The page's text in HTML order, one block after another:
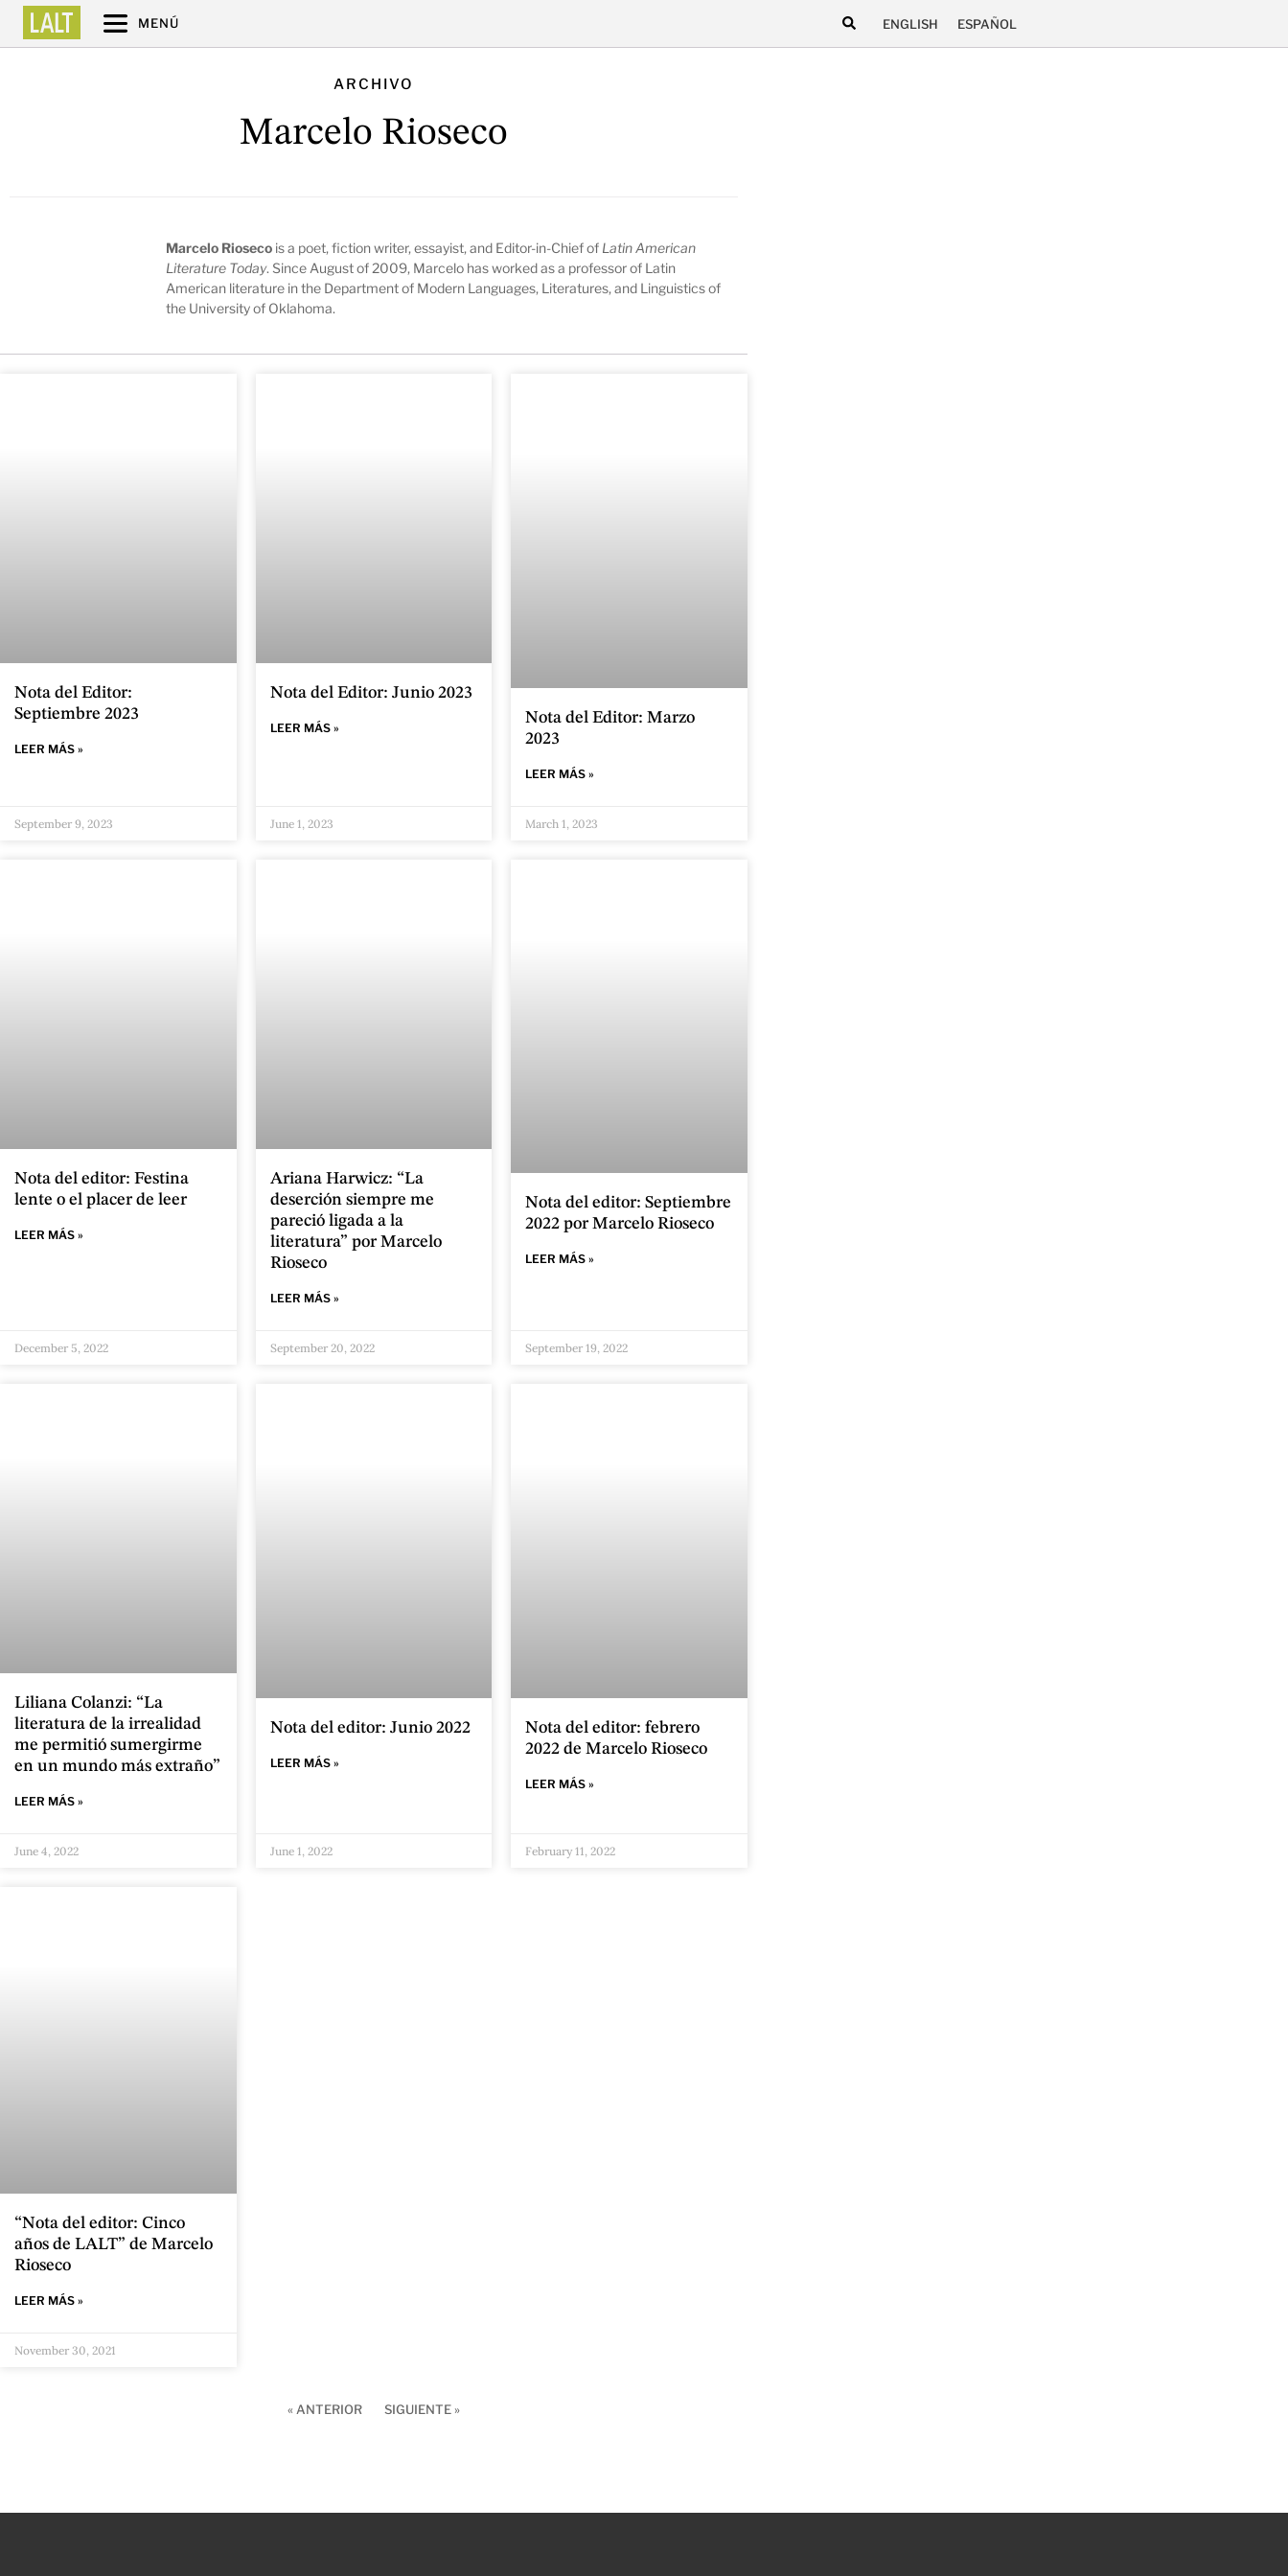
MENÚ ENGLISH ESPAÑOL
ARCHIVO
Marcelo Rioseco
Marcelo Rioseco is a poet, fiction writer, essayist, and Editor-in-Chief of Latin American
Literature Today. Since August of 2009, Marcelo has worked as a professor of Latin
American literature in the Department of Modern Languages, Literatures, and Linguistics of
the University of Oklahoma.
Nota del Editor:
Septiembre 2023
LEER MÁS »
September 9, 2023
Nota del Editor: Junio 2023
LEER MÁS »
June 1, 2023
Nota del Editor: Marzo
2023
LEER MÁS »
March 1, 2023
Nota del editor: Festina
lente o el placer de leer
LEER MÁS »
December 5, 2022
Ariana Harwicz: “La
deserción siempre me
pareció ligada a la
literatura” por Marcelo
Rioseco
LEER MÁS »
September 20, 2022
Nota del editor: Septiembre
2022 por Marcelo Rioseco
LEER MÁS »
September 19, 2022
Liliana Colanzi: “La
literatura de la irrealidad
me permitió sumergirme
en un mundo más extraño”
LEER MÁS »
June 4, 2022
Nota del editor: Junio 2022
LEER MÁS »
June 1, 2022
Nota del editor: febrero
2022 de Marcelo Rioseco
LEER MÁS »
February 11, 2022
“Nota del editor: Cinco
años de LALT” de Marcelo
Rioseco
LEER MÁS »
November 30, 2021
« ANTERIOR SIGUIENTE »